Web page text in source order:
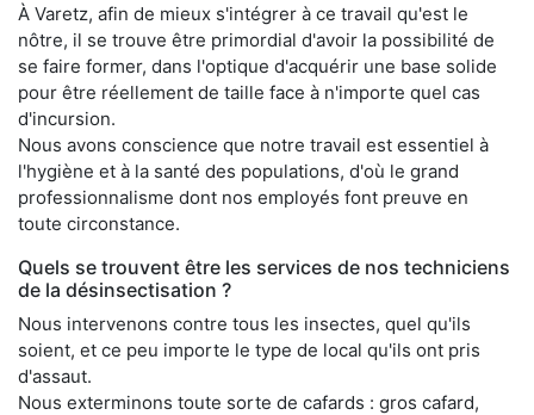
À Varetz, afin de mieux s'intégrer à ce travail qu'est le
nôtre, il se trouve être primordial d'avoir la possibilité de
se faire former, dans l'optique d'acquérir une base solide
pour être réellement de taille face à n'importe quel cas
d'incursion.
Nous avons conscience que notre travail est essentiel à
l'hygiène et à la santé des populations, d'où le grand
professionnalisme dont nos employés font preuve en
toute circonstance.
Quels se trouvent être les services de nos techniciens
de la désinsectisation ?
Nous intervenons contre tous les insectes, quel qu'ils
soient, et ce peu importe le type de local qu'ils ont pris
d'assaut.
Nous exterminons toute sorte de cafards : gros cafard,